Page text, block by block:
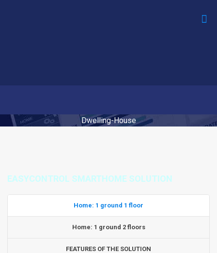
Dwelling-House
EASYCONTROL SMARTHOME SOLUTION
Home: 1 ground 1 floor
Home: 1 ground 2 floors
FEATURES OF THE SOLUTION